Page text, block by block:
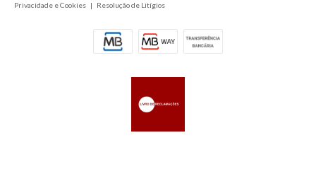
Privacidade e Cookies | Resolução de Litígios